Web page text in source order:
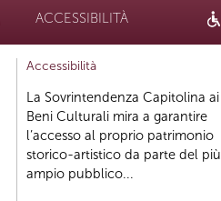
ACCESSIBILITÀ
Accessibilità
La Sovrintendenza Capitolina ai
Beni Culturali mira a garantire
l’accesso al proprio patrimonio
storico-artistico da parte del più
ampio pubblico...